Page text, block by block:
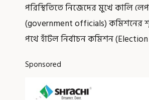
পরিস্থিতিতে নিজেদের মুখে কালি
(government officials) কমিশনের
পথে হাঁটল নির্বাচন কমিশন
Sponsored